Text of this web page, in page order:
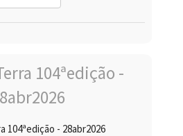
104ªedição - 28abr2026